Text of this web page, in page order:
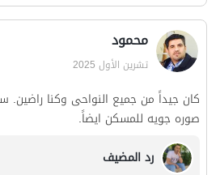
محمود
تشرين الأول 2025
کان جیداً من جمیع النواحی وکنا راضین.
صوره جویه للمسکن ایضاً.
رد المضيف